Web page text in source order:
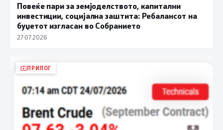
Повеќе пари за земјоделството, капитални
инвестиции, социјална заштита: Ребалансот на
буџетот изгласан во Собранието
27.07.2026
ПРИЛОГ